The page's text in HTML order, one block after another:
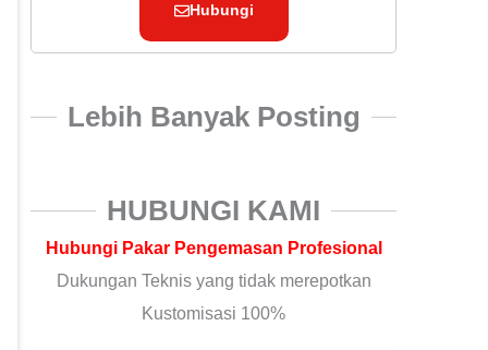
Hubungi
Lebih Banyak Posting
HUBUNGI KAMI
Hubungi Pakar Pengemasan Profesional
Dukungan Teknis yang tidak merepotkan
Kustomisasi 100%